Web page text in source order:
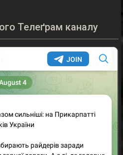
Телеґрам каналу